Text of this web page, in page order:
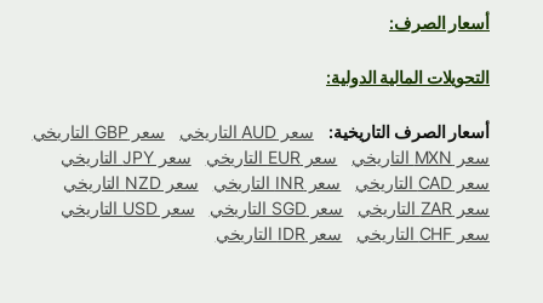
أسعار الصرف:
التحويلات المالية الدولية:
أسعار الصرف التاريخية: سعر AUD التاريخي
سعر GBP التاريخي
سعر MXN التاريخي
سعر EUR التاريخي
سعر JPY التاريخي
سعر CAD التاريخي
سعر INR التاريخي
سعر NZD التاريخي
سعر ZAR التاريخي
سعر SGD التاريخي
سعر USD التاريخي
سعر CHF التاريخي
سعر IDR التاريخي